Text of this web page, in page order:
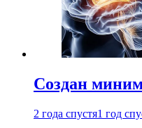
Создан
2 года спустя1 год